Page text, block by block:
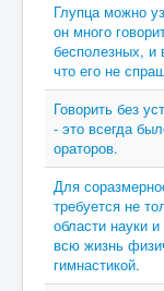
Глупца можно
он много
бесполезных, и
что его не
Говорить без
- это всегда
ораторов.
Для
требуется не
области науки
всю жизнь
гимнастикой.